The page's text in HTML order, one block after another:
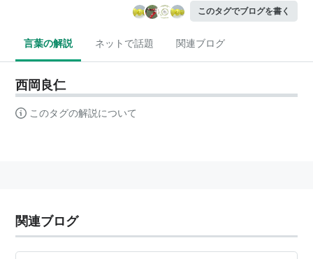
このタグでブログを書く
言葉の解説 ネットで話題 関連ブログ
西岡良仁
このタグの解説について
関連ブログ